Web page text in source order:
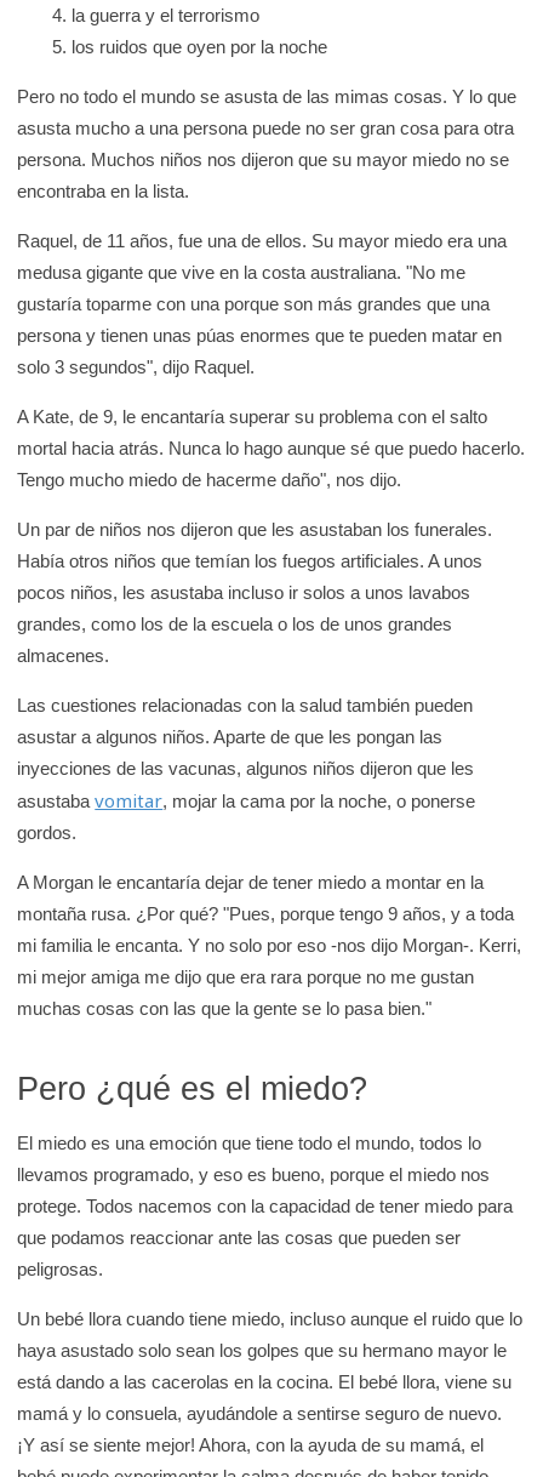
la guerra y el terrorismo
los ruidos que oyen por la noche
Pero no todo el mundo se asusta de las mimas cosas. Y lo que
asusta mucho a una persona puede no ser gran cosa para otra
persona. Muchos niños nos dijeron que su mayor miedo no se
encontraba en la lista.
Raquel, de 11 años, fue una de ellos. Su mayor miedo era una
medusa gigante que vive en la costa australiana. "No me
gustaría toparme con una porque son más grandes que una
persona y tienen unas púas enormes que te pueden matar en
solo 3 segundos", dijo Raquel.
A Kate, de 9, le encantaría superar su problema con el salto
mortal hacia atrás. Nunca lo hago aunque sé que puedo hacerlo.
Tengo mucho miedo de hacerme daño", nos dijo.
Un par de niños nos dijeron que les asustaban los funerales.
Había otros niños que temían los fuegos artificiales. A unos
pocos niños, les asustaba incluso ir solos a unos lavabos
grandes, como los de la escuela o los de unos grandes
almacenes.
Las cuestiones relacionadas con la salud también pueden
asustar a algunos niños. Aparte de que les pongan las
inyecciones de las vacunas, algunos niños dijeron que les
asustabavomitar, mojar la cama por la noche, o ponerse
gordos.
A Morgan le encantaría dejar de tener miedo a montar en la
montaña rusa. ¿Por qué? "Pues, porque tengo 9 años, y a toda
mi familia le encanta. Y no solo por eso -nos dijo Morgan-. Kerri,
mi mejor amiga me dijo que era rara porque no me gustan
muchas cosas con las que la gente se lo pasa bien."
Pero ¿qué es el miedo?
El miedo es una emoción que tiene todo el mundo, todos lo
llevamos programado, y eso es bueno, porque el miedo nos
protege. Todos nacemos con la capacidad de tener miedo para
que podamos reaccionar ante las cosas que pueden ser
peligrosas.
Un bebé llora cuando tiene miedo, incluso aunque el ruido que lo
haya asustado solo sean los golpes que su hermano mayor le
está dando a las cacerolas en la cocina. El bebé llora, viene su
mamá y lo consuela, ayudándole a sentirse seguro de nuevo.
¡Y así se siente mejor! Ahora, con la ayuda de su mamá, el